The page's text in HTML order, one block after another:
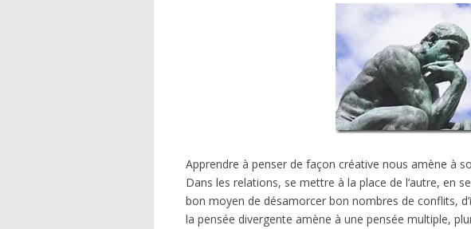
Apprendre à penser de façon créative nous amène à
Dans les relations, se mettre à la place de l’autre, en
bon moyen de désamorcer bon nombres de conflits,
la pensée divergente amène à une pensée multiple,